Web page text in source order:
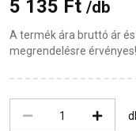
5 135 Ft /db
A termék ára bruttó ár
megrendelésre érvényes!